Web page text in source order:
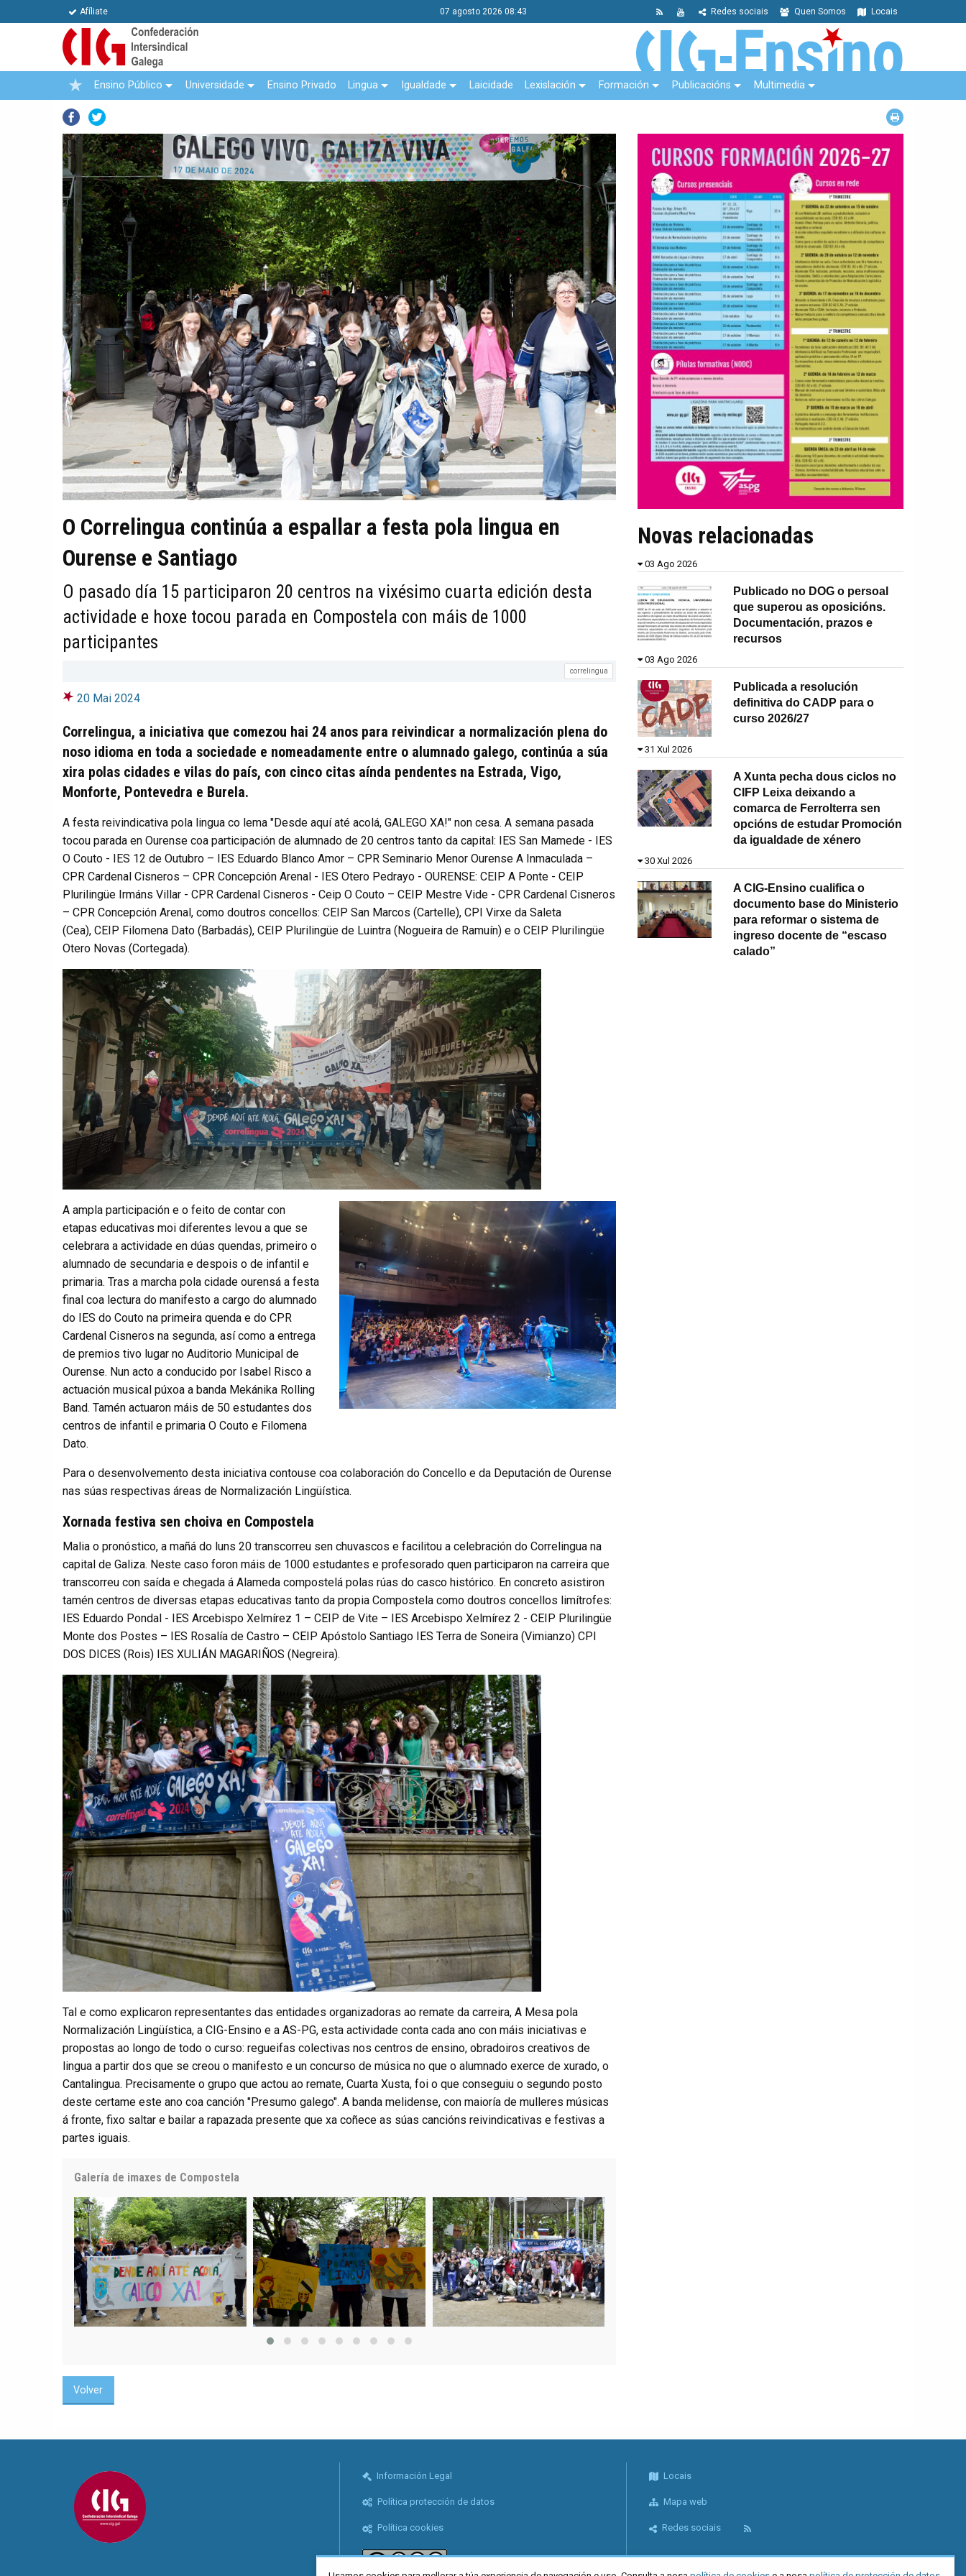
Afíliate 07 agosto 2026 08:43 Locais
Quen Somos
Redes sociais
Ensino Público Universidade Ensino Privado Lingua Igualdade Laicidade Lexislación Formación Publicacións Multimedia
Facebook
O Correlingua continúa a espallar a festa pola lingua en
Ourense e Santiago
O pasado día 15 participaron 20 centros na vixésimo cuarta edición desta
actividade e hoxe tocou parada en Compostela con máis de 1000
participantes
correlingua
20 Mai 2024
Correlingua, a iniciativa que comezou hai 24 anos para reivindicar a normalización plena do
noso idioma en toda a sociedade e nomeadamente entre o alumnado galego, continúa a súa
xira polas cidades e vilas do país, con cinco citas aínda pendentes na Estrada, Vigo,
Monforte, Pontevedra e Burela.
A festa reivindicativa pola lingua co lema "Desde aquí até acolá, GALEGO XA!" non cesa. A semana pasada
tocou parada en Ourense coa participación de alumnado de 20 centros tanto da capital: IES San Mamede - IES
O Couto - IES 12 de Outubro – IES Eduardo Blanco Amor – CPR Seminario Menor Ourense A Inmaculada –
CPR Cardenal Cisneros – CPR Concepción Arenal - IES Otero Pedrayo - OURENSE: CEIP A Ponte - CEIP
Plurilingüe Irmáns Villar - CPR Cardenal Cisneros - Ceip O Couto – CEIP Mestre Vide - CPR Cardenal Cisneros
– CPR Concepción Arenal, como doutros concellos: CEIP San Marcos (Cartelle), CPI Virxe da Saleta
(Cea), CEIP Filomena Dato (Barbadás), CEIP Plurilingüe de Luintra (Nogueira de Ramuín) e o CEIP Plurilingüe
Otero Novas (Cortegada).
A ampla participación e o feito de contar con
etapas educativas moi diferentes levou a que se
celebrara a actividade en dúas quendas, primeiro o
alumnado de secundaria e despois o de infantil e
primaria. Tras a marcha pola cidade ourensá a festa
final coa lectura do manifesto a cargo do alumnado
do IES do Couto na primeira quenda e do CPR
Cardenal Cisneros na segunda, así como a entrega
de premios tivo lugar no Auditorio Municipal de
Ourense. Nun acto a conducido por Isabel Risco a
actuación musical púxoa a banda Mekánika Rolling
Band. Tamén actuaron máis de 50 estudantes dos
centros de infantil e primaria O Couto e Filomena
Dato.
Para o desenvolvemento desta iniciativa contouse coa colaboración do Concello e da Deputación de Ourense
nas súas respectivas áreas de Normalización Lingüística.
Xornada festiva sen choiva en Compostela
Malia o pronóstico, a mañá do luns 20 transcorreu sen chuvascos e facilitou a celebración do Correlingua na
capital de Galiza. Neste caso foron máis de 1000 estudantes e profesorado quen participaron na carreira que
transcorreu con saída e chegada á Alameda compostelá polas rúas do casco histórico. En concreto asistiron
tamén centros de diversas etapas educativas tanto da propia Compostela como doutros concellos limítrofes:
IES Eduardo Pondal - IES Arcebispo Xelmírez 1 – CEIP de Vite – IES Arcebispo Xelmírez 2 - CEIP Plurilingüe
Monte dos Postes – IES Rosalía de Castro – CEIP Apóstolo Santiago IES Terra de Soneira (Vimianzo) CPI
DOS DICES (Rois) IES XULIÁN MAGARIÑOS (Negreira).
Tal e como explicaron representantes das entidades organizadoras ao remate da carreira, A Mesa pola
Normalización Lingüística, a CIG-Ensino e a AS-PG, esta actividade conta cada ano con máis iniciativas e
propostas ao longo de todo o curso: regueifas colectivas nos centros de ensino, obradoiros creativos de
lingua a partir dos que se creou o manifesto e un concurso de música no que o alumnado exerce de xurado, o
Cantalingua. Precisamente o grupo que actou ao remate, Cuarta Xusta, foi o que conseguiu o segundo posto
deste certame este ano coa canción "Presumo galego". A banda melidense, con maioría de mulleres músicas
á fronte, fixo saltar e bailar a rapazada presente que xa coñece as súas cancións reivindicativas e festivas a
partes iguais.
Galería de imaxes de Compostela
Volver
Novas relacionadas
03 Ago 2026
Publicado no DOG o persoal
que superou as oposicións.
Documentación, prazos e
recursos
03 Ago 2026
Publicada a resolución
definitiva do CADP para o
curso 2026/27
31 Xul 2026
A Xunta pecha dous ciclos no
CIFP Leixa deixando a
comarca de Ferrolterra sen
opcións de estudar Promoción
da igualdade de xénero
30 Xul 2026
A CIG-Ensino cualifica o
documento base do Ministerio
para reformar o sistema de
ingreso docente de “escaso
calado”
Información Legal
Política protección de datos
Política cookies
Locais
Mapa web
Redes sociais